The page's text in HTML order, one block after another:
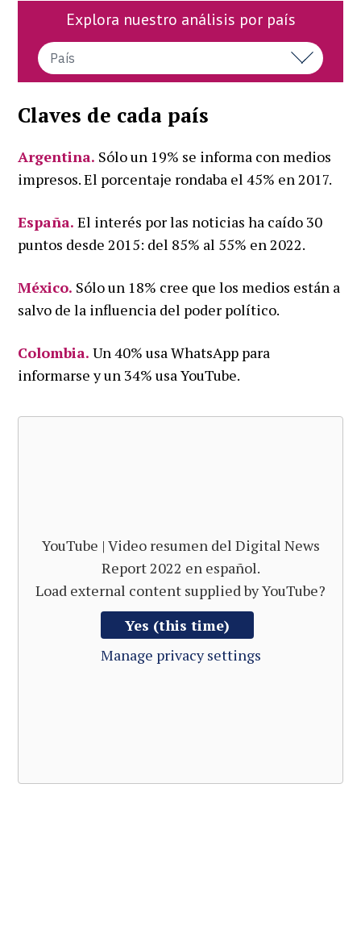
Explora nuestro análisis por país
País
Claves de cada país
Argentina. Sólo un 19% se informa con medios
impresos. El porcentaje rondaba el 45% en 2017.
España. El interés por las noticias ha caído 30
puntos desde 2015: del 85% al 55% en 2022.
México. Sólo un 18% cree que los medios están a
salvo de la influencia del poder político.
Colombia. Un 40% usa WhatsApp para
informarse y un 34% usa YouTube.
YouTube | Video resumen del Digital News
Report 2022 en español.
Load external content supplied byYouTube?
Yes (this time)
Manage privacy settings